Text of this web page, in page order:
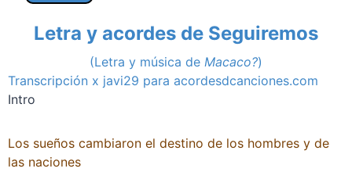
Letra y acordes de Seguiremos
(Letra y música de Macaco?)
Transcripción x javi29 para acordesdcanciones.com
Intro
Los sueños cambiaron el destino de los hombres y de
las naciones